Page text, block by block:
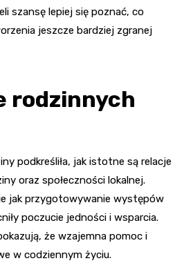
szansę lepiej się poznać, co
jeszcze bardziej zgranej
rodzinnych
podkreśliła, jak istotne są relacje
oraz społeczności lokalnej.
jak przygotowywanie występów
poczucie jedności i wsparcia.
że wzajemna pomoc i
w codziennym życiu.